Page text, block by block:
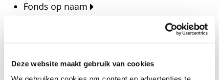
Deze website maakt gebruik van cookies
Fonds op naam
Blijf op de hoogte van het laatste nieuws, verhalen,